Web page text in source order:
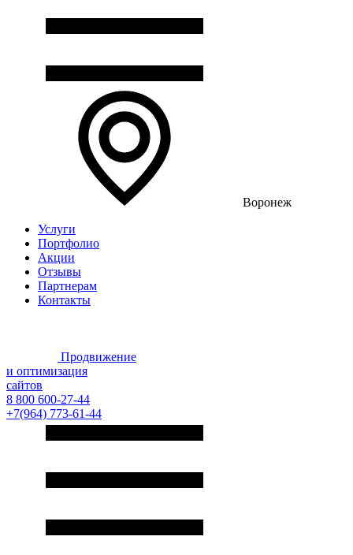
Воронеж
Услуги
Портфолио
Акции
Отзывы
Партнерам
Контакты
Продвижение
и оптимизация
сайтов
8 800 600-27-44
+7(964) 773-61-44